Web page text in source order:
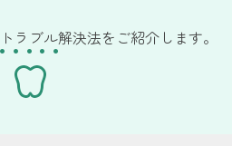
ラブル解決法をご紹介します。